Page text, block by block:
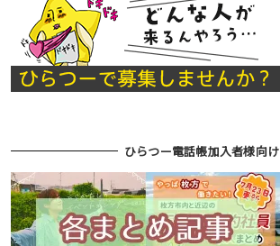
ひらつー電話帳加入者様向け